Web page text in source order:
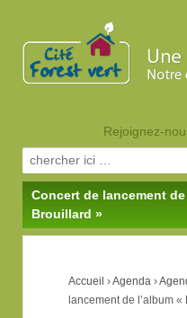
Rejoignez-
Search for:
Concert de lancement de
Brouillard »
Accueil ›Agenda ›
lancement de l’album